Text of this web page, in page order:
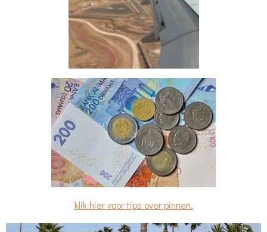
klik hier voor tips over pinnen.